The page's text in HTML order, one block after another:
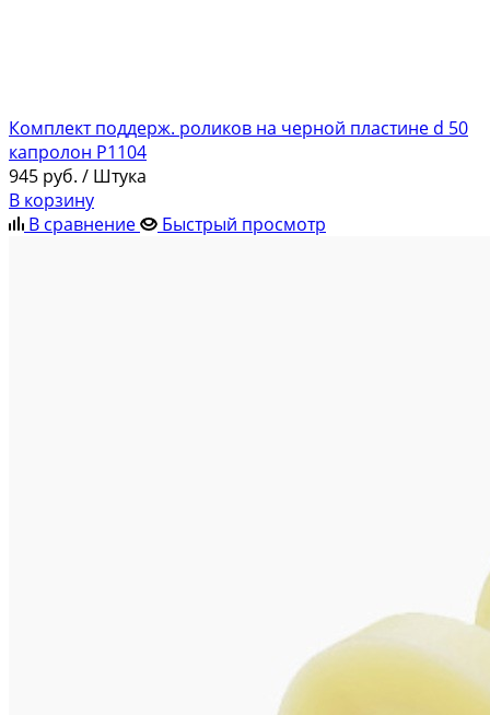
Комплект поддерж. роликов на черной пластине d 50
капролон Р1104
945 руб. / Штука
В корзину
В сравнение
Быстрый просмотр